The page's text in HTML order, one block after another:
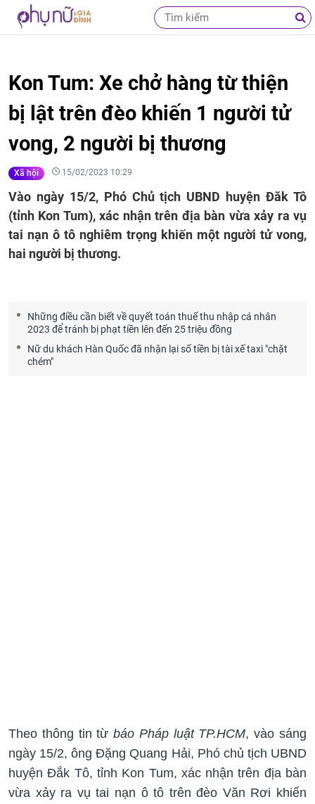
Kon Tum: Xe chở hàng từ thiện
bị lật trên đèo khiến 1 người tử
vong, 2 người bị thương
Xã hội 15/02/2023 10:29
Vào ngày 15/2, Phó Chủ tịch UBND huyện Đăk Tô
(tỉnh Kon Tum), xác nhận trên địa bàn vừa xảy ra vụ
tai nạn ô tô nghiêm trọng khiến một người tử vong,
hai người bị thương.
Những điều cần biết về quyết toán thuế thu nhập cá nhân
2023 để tránh bị phạt tiền lên đến 25 triệu đồng
Nữ du khách Hàn Quốc đã nhận lại số tiền bị tài xế taxi "chặt
chém"
Theo thông tin từ báo Pháp luật TP.HCM, vào sáng
ngày 15/2, ông Đặng Quang Hải, Phó chủ tịch UBND
huyện Đắk Tô, tỉnh Kon Tum, xác nhận trên địa bàn
vừa xảy ra vụ tai nạn ô tô trên đèo Văn Rơi khiến